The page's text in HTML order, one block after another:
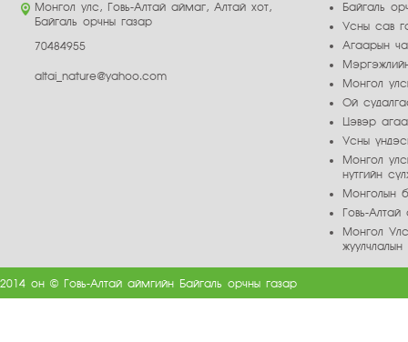
Монгол улс, Говь-Алтай аймаг, Алтай хот,
Байгаль орчны газар
70484955
altai_nature@yahoo.com
Байгаль
Усны сав
Агаарын
Монгол
Ой
Цэвэр
Усны
Монгол
нутгийн
Монголын
Говь-
Монгол
2014 он © Говь-Алтай аймгийн Байгаль орчны газар